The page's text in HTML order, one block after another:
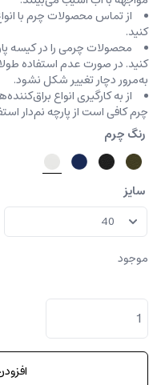
از تماس محصولات چرم با
کنید.
محصولات چرمی را در کیسه‌
کنید. در صورت عدم استفاده
به‌مرور دچار تغییر شکل نشود.
از به کارگیری انواع
چرم کافی است از پارچه‌ نم‌دار
رنگ چرم
سایز
موجود
کفش
مردانه
اسنیکر
رور